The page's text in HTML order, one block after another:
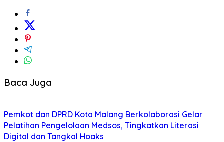
Baca Juga
Pemkot dan DPRD Kota Malang Berkolaborasi Gelar
Pelatihan Pengelolaan Medsos, Tingkatkan Literasi
Digital dan Tangkal Hoaks